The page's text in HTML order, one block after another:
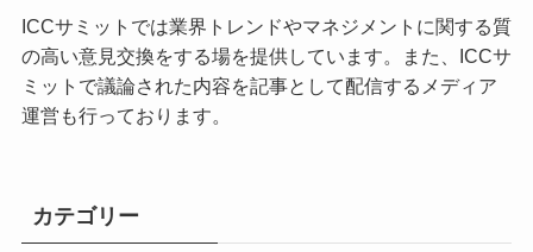
ICCサミットでは業界トレンドやマネジメントに関する質
の高い意見交換をする場を提供しています。また、ICCサ
ミットで議論された内容を記事として配信するメディア
運営も行っております。
カテゴリー